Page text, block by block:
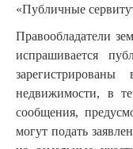
«Публичные
Правообладатели
испрашивается
недвижимости, в
сообщения,
могут подать